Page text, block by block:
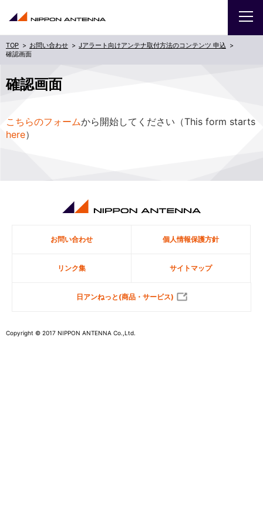
お問い合わせ
Jアラート向けアンテナ取付方法のコンテンツ 申込
確認画面
確認画面
こちらのフォームから開始してください（This form starts
here）
採用
お問い合わせ 個人情報保護方針
リンク集 サイトマップ
日アンねっと(商品・サービス)
Copyright © 2017 NIPPON ANTENNA Co.,Ltd.